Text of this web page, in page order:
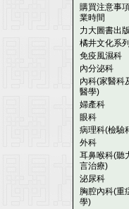
購買注意事
業時間
力大圖書出
橘井文化系
免疫風濕科
內分泌科
內科(家醫科
醫學)
婦產科
眼科
病理科(檢驗
外科
耳鼻喉科(聽
言治療)
泌尿科
胸腔內科(重
學)